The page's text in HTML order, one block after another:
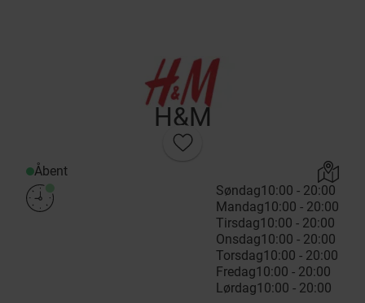
H&M
Åbent
Søndag10:00 - 20:00
Mandag10:00 - 20:00
Tirsdag10:00 - 20:00
Onsdag10:00 - 20:00
Torsdag10:00 - 20:00
Fredag10:00 - 20:00
Lørdag10:00 - 20:00